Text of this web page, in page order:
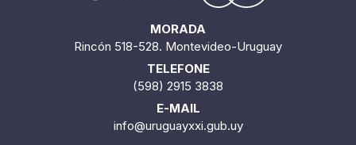
MORADA
Rincón 518-528. Montevideo-Uruguay
TELEFONE
(598) 2915 3838
E-MAIL
info@uruguayxxi.gub.uy